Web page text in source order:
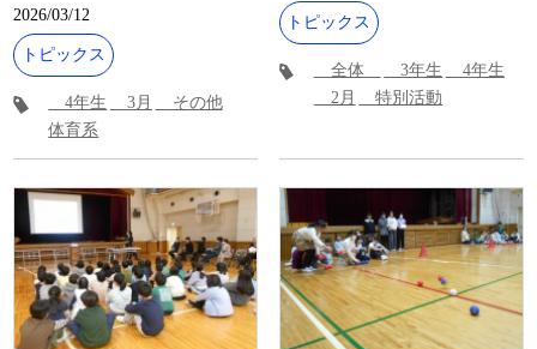
2026/03/12
トピックス
4年生 3月
その他
体育系
トピックス
全体 3年生
4年生
2月
特別活動